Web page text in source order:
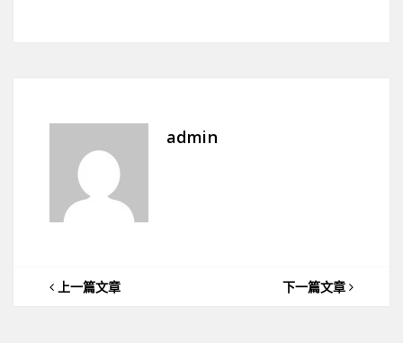
admin
上一篇文章 下一篇文章